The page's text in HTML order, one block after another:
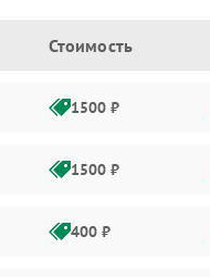
Стоимость
1500 ₽
1500 ₽
400 ₽